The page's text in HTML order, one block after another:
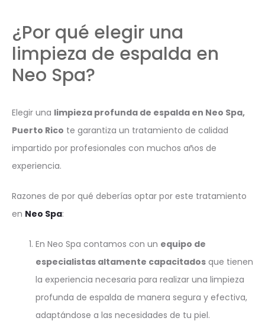
¿Por qué elegir una
limpieza de espalda en
Neo Spa?
Elegir una limpieza profunda de espalda en Neo Spa,
Puerto Rico te garantiza un tratamiento de calidad
impartido por profesionales con muchos años de
experiencia.
Razones de por qué deberías optar por este tratamiento
en Neo Spa:
En Neo Spa contamos con un equipo de
especialistas altamente capacitados que tienen
la experiencia necesaria para realizar una limpieza
profunda de espalda de manera segura y efectiva,
adaptándose a las necesidades de tu piel.